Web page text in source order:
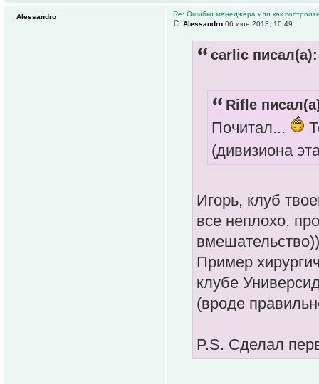
Re: Ошибки менеджера или как построить
Alessandro 06 июн 2013, 10:49
carlic писал(а):
Rifle
Почитал...
(дивизиона
Игорь, клуб
все неплохо,
вмешательство))
Пример
клубе
(вроде
P.S. Сделал
Alessandro